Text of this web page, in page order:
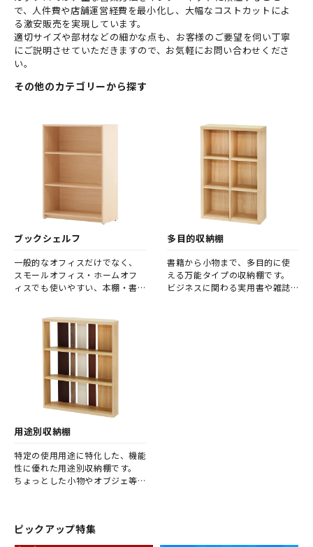
で、人件費や店舗運営経費を最小化し、大幅なコストカットによ
る激安販売を実現しています。
適切サイズや部材などの細かな点も、お客様のご要望を伺い丁寧
にご説明させていただきますので、お気軽にお問い合わせくださ
い。
その他のカテゴリーから探す
ブックシェルフ
一般的なオフィスだけでなく、
スモールオフィス・ホームオフ
ィスでも使いやすい、本棚・書
多目的収納棚
書籍から小物まで、多目的に使
える万能タイプの収納棚です。
ビジネスに関わる実用書や雑誌
用途別収納棚
特定の使用用途に特化した、機能
性に優れた用途別収納棚です。
ちょっとした小物やオブジェ等
ピックアップ特集